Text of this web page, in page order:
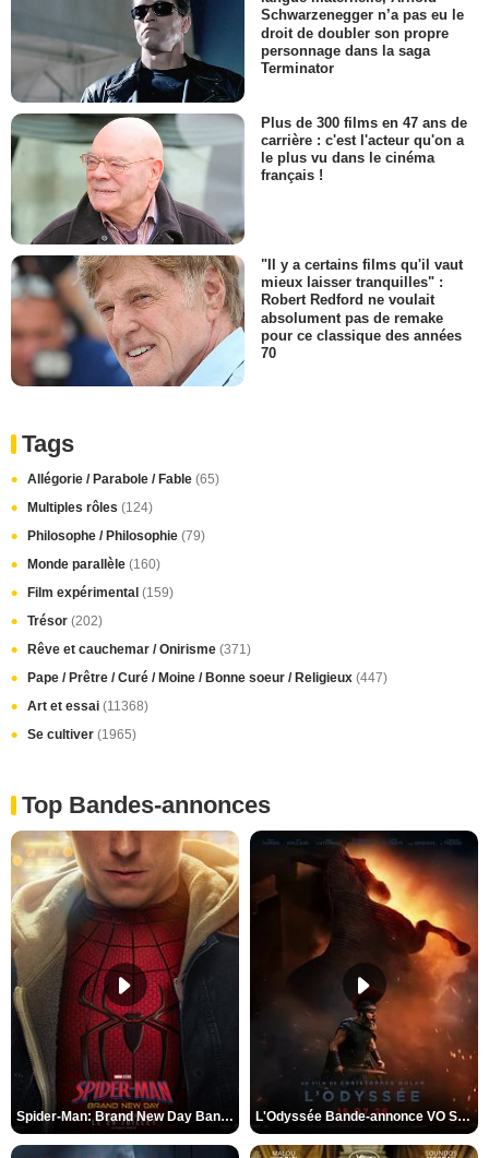
Schwarzenegger n’a pas eu le
droit de doubler son propre
personnage dans la saga
Terminator
Plus de 300 films en 47 ans de
carrière : c'est l'acteur qu'on a
le plus vu dans le cinéma
français !
"Il y a certains films qu'il vaut
mieux laisser tranquilles" :
Robert Redford ne voulait
absolument pas de remake
pour ce classique des années
70
Tags
Allégorie / Parabole / Fable (65)
Multiples rôles (124)
Philosophe / Philosophie (79)
Monde parallèle (160)
Film expérimental (159)
Trésor (202)
Rêve et cauchemar / Onirisme (371)
Pape / Prêtre / Curé / Moine / Bonne soeur / Religieux (447)
Art et essai (11368)
Se cultiver (1965)
Top Bandes-annonces
Spider-Man: Brand New Day Bande-annonce VO STFR L'Odyssée Bande-annonce VO STFR